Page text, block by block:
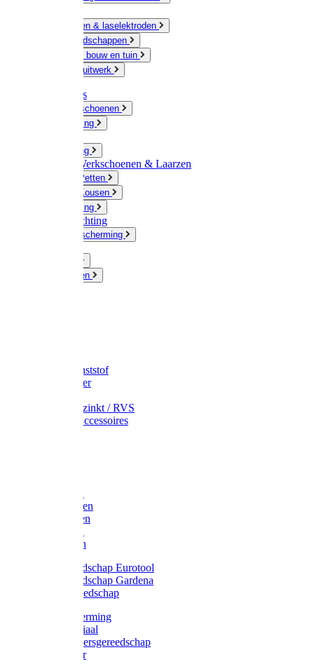
Slijpschijven & laselektroden
Handgereedschappen
IJzerwaren bouw en tuin
Hang en sluitwerk
Disposables
Werkhandschoenen
Regenkleding
Werkkleding
Wandel-/ Werkschoenen & Laarzen
Hoeden / Petten
Sokken / Kousen
Winterkleding
Winkelinrichting
Gelaatsbescherming
Knaagdieren
Emmer kunststof
Schepemmer
Emmer verzinkt / RVS
Regenton accessoires
Gazonharken
Asfaltharken
Hooiharken
Handgereedschap Eurotool
Handgereedschap Gardena
Kindergereedschap
Kniebescherming
Afzetmateriaal
Stratenmakersgereedschap
Straathamer